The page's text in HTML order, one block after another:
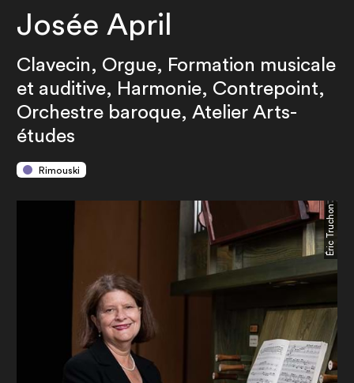
Composition
Professeur.e.s
Finissant.e.s
Josée April
Clavecin, Orgue, Formation musicale
et auditive, Harmonie, Contrepoint,
Orchestre baroque, Atelier Arts-
études
Rimouski
Éric Truchon